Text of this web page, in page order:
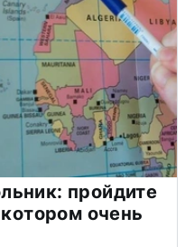
пройдите
очень